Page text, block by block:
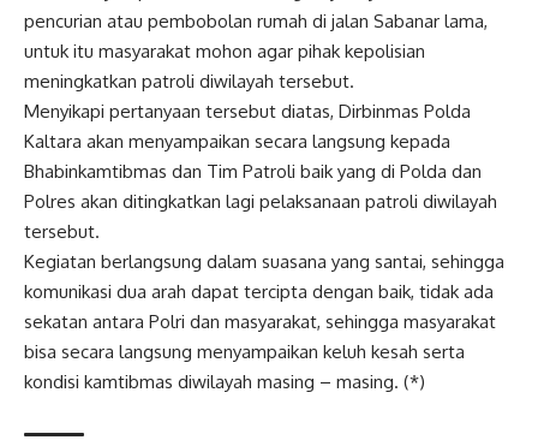
pencurian atau pembobolan rumah di jalan Sabanar lama,
untuk itu masyarakat mohon agar pihak kepolisian
meningkatkan patroli diwilayah tersebut.
Menyikapi pertanyaan tersebut diatas, Dirbinmas Polda
Kaltara akan menyampaikan secara langsung kepada
Bhabinkamtibmas dan Tim Patroli baik yang di Polda dan
Polres akan ditingkatkan lagi pelaksanaan patroli diwilayah
tersebut.
Kegiatan berlangsung dalam suasana yang santai, sehingga
komunikasi dua arah dapat tercipta dengan baik, tidak ada
sekatan antara Polri dan masyarakat, sehingga masyarakat
bisa secara langsung menyampaikan keluh kesah serta
kondisi kamtibmas diwilayah masing – masing. (*)